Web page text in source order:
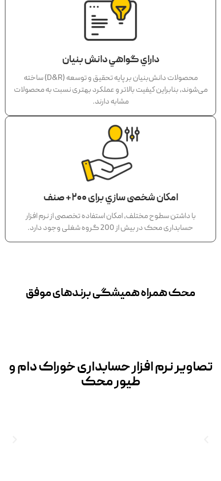
داراي گواهي دانش بنيان
محصولات دانش‌بنيان بر پايه تحقيق و توسعه (D&R) ساخته
می‌شوند، بنابراين كيفيت بالاتر و عملكرد بهتری نسبت به محصولات
مشابه دارند.
امكان شخصی سازي برای 200+ صنف
با داشتن سطوح مختلف، امكان استفاده تخصصی از نرم افزار
حسابداری محک در بيش از 200 گروه شغلی وجود دارد.
محک همراه همیشگی برندهای موفق
تصاویر نرم افزار حسابداری خوراک دام و
طیور محک